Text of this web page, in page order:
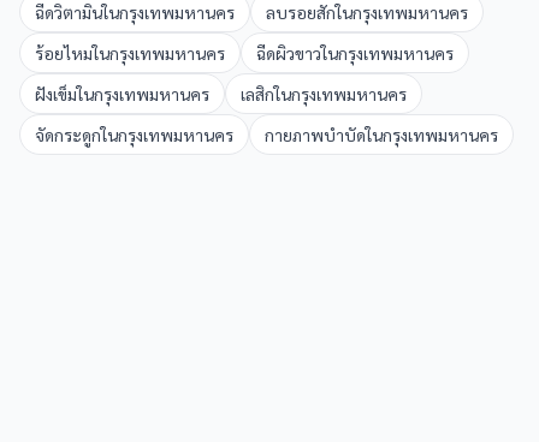
ฉีดวิตามินในกรุงเทพมหานคร ลบรอยสักในกรุงเทพมหานคร
ร้อยไหมในกรุงเทพมหานคร ฉีดผิวขาวในกรุงเทพมหานคร
ฝังเข็มในกรุงเทพมหานคร เลสิกในกรุงเทพมหานคร
จัดกระดูกในกรุงเทพมหานคร กายภาพบำบัดในกรุงเทพมหานคร